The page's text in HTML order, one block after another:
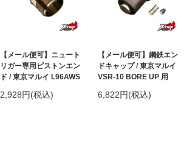
【メール便可】ニュート
リガー専用ピストンエン
ド / 東京マルイ L96AWS
2,928円(税込)
【メール便可】鋼鉄エン
ドキャップ / 東京マルイ
VSR-10 BORE UP 用
6,822円(税込)